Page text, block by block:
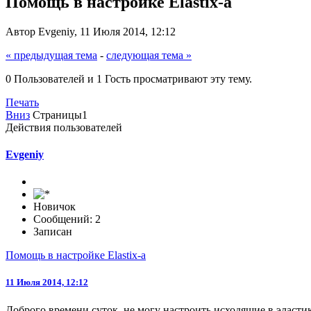
Автор Evgeniy, 11 Июля 2014, 12:12
« предыдущая тема - следующая тема »
0 Пользователей и 1 Гость просматривают эту тему.
Печать
Вниз Страницы1
Действия пользователей
Evgeniy
Новичок
Сообщений: 2
Записан
Помощь в настройке Elastix-а
11 Июля 2014, 12:12